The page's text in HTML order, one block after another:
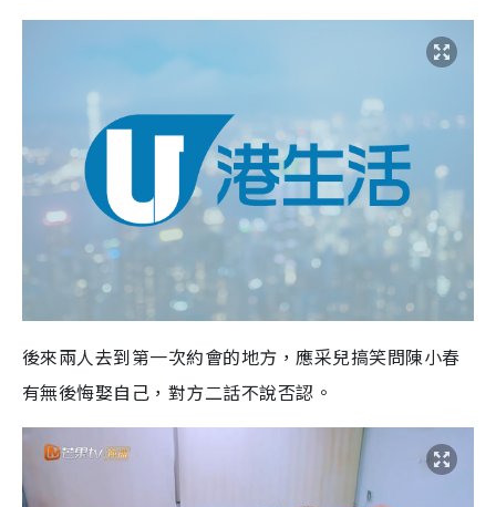
後來兩人去到第一次約會的地方，應采兒搞笑問陳小春
有無後悔娶自己，對方二話不說否認。